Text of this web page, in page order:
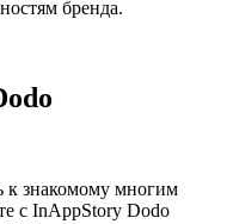
бренда.
к знакомому многим
с InAppStory Dodo